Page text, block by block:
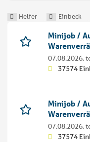
Helfer Einbeck
Minijob /
07.08.2026,
37574
Minijob /
07.08.2026,
37574